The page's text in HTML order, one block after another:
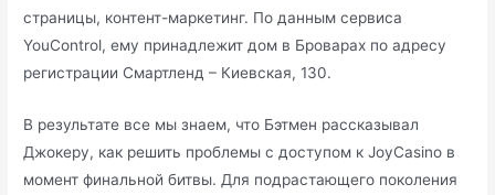
страницы, контент-маркетинг. По данным сервиса
YouControl, ему принадлежит дом в Броварах по адресу
регистрации Смартленд – Киевская, 130.
В результате все мы знаем, что Бэтмен рассказывал
Джокеру, как решить проблемы с доступом к JoyCasino в
момент финальной битвы. Для подрастающего поколения